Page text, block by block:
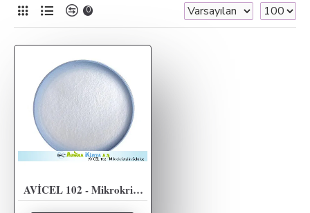
0
AVİCEL 102 - Mikrokristalin Selüloz - 20KG